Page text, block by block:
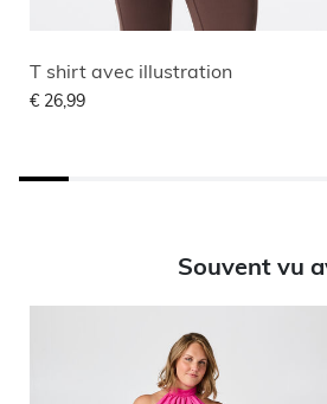
T shirt avec illustration
€ 26,99
Souvent vu